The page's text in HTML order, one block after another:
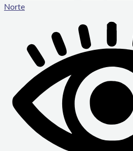
Norte